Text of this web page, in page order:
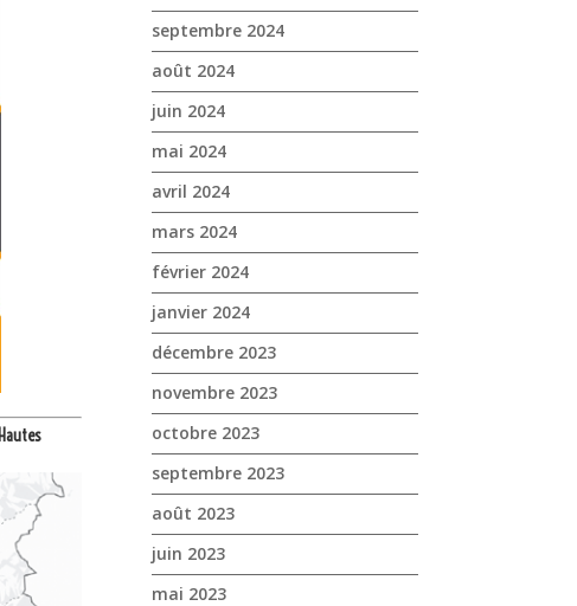
septembre 2024
août 2024
juin 2024
mai 2024
avril 2024
mars 2024
février 2024
janvier 2024
décembre 2023
novembre 2023
octobre 2023
septembre 2023
août 2023
juin 2023
mai 2023